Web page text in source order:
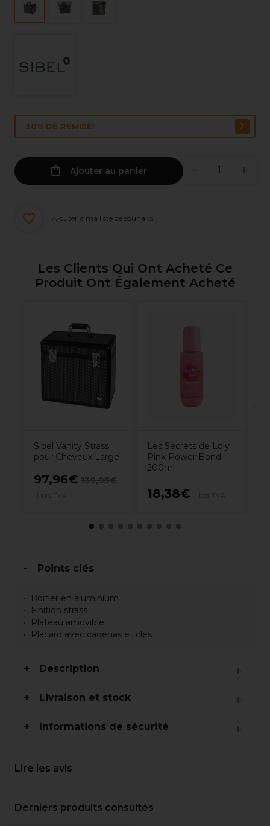
30% DE REMISE!
Ajouter au panier
Ajouter à ma liste de souhaits
Les Clients Qui Ont Acheté Ce
Produit Ont Également Acheté
Sibel Vanity Strass
pour Cheveux Large
97,96€
Les Secrets de Loly
Pink Power Bond
200ml
18,38€
Points clés
Boitier en aluminium
Finition strass
Plateau amovible
Placard avec cadenas et clés
Description
Livraison et stock
Informations de sécurité
Lire les avis
Derniers produits consultés